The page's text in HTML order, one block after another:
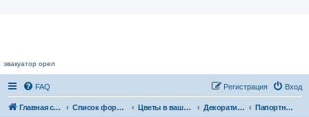
эвакуатор орел
FAQ Вход
Регистрация
Главная страница Список форумов Цветы в вашем доме Декоративнолиственные растения Папортники